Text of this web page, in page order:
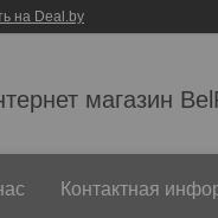
на Deal.by
магазин
Контактная